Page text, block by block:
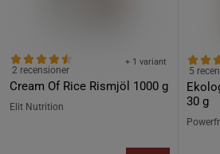
Cream Of Rice Rismjöl 1000 g
+ 1 variant
2 recensioner
Elit Nutrition
30 g
5